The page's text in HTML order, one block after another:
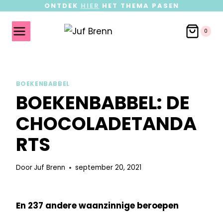
ONTDEK HIER HET THEMA PASEN
0
BOEKENBABBEL
BOEKENBABBEL: DE
CHOCOLADETANDA
RTS
DoorJuf Brenn september 20, 2021
En 237 andere waanzinnige beroepen